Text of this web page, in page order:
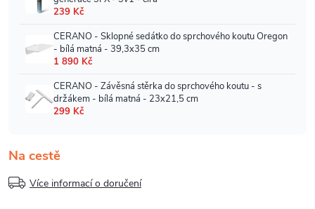
Na cestě
Více informací o doručení